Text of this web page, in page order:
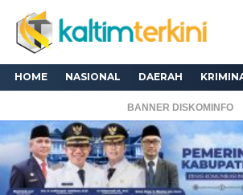
HOME NASIONAL DAERAH
BANNER DISKOMINFO